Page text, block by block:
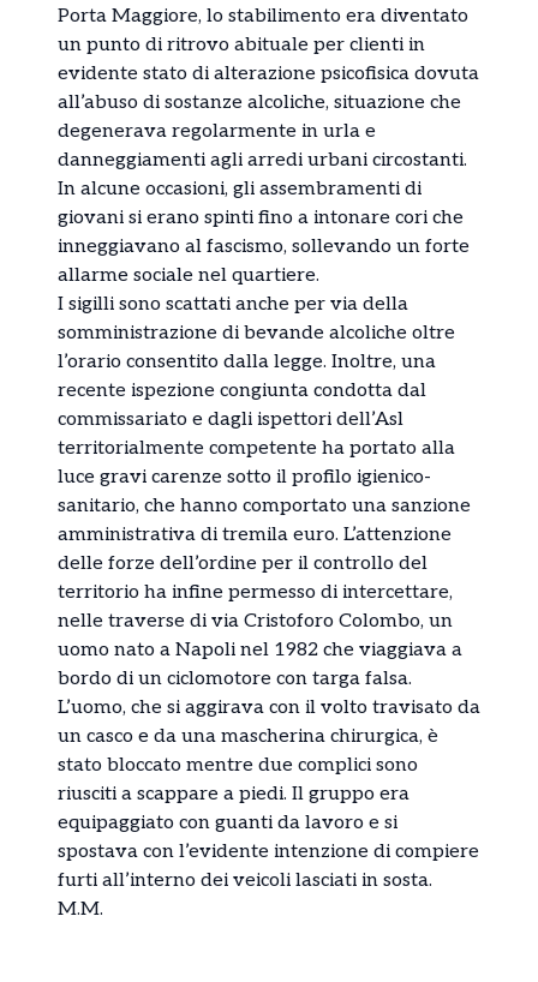
Porta Maggiore, lo stabilimento era diventato
un punto di ritrovo abituale per clienti in
evidente stato di alterazione psicofisica dovuta
all’abuso di sostanze alcoliche, situazione che
degenerava regolarmente in urla e
danneggiamenti agli arredi urbani circostanti.
In alcune occasioni, gli assembramenti di
giovani si erano spinti fino a intonare cori che
inneggiavano al fascismo, sollevando un forte
allarme sociale nel quartiere.
I sigilli sono scattati anche per via della
somministrazione di bevande alcoliche oltre
l’orario consentito dalla legge. Inoltre, una
recente ispezione congiunta condotta dal
commissariato e dagli ispettori dell’Asl
territorialmente competente ha portato alla
luce gravi carenze sotto il profilo igienico-
sanitario, che hanno comportato una sanzione
amministrativa di tremila euro. L’attenzione
delle forze dell’ordine per il controllo del
territorio ha infine permesso di intercettare,
nelle traverse di via Cristoforo Colombo, un
uomo nato a Napoli nel 1982 che viaggiava a
bordo di un ciclomotore con targa falsa.
L’uomo, che si aggirava con il volto travisato da
un casco e da una mascherina chirurgica, è
stato bloccato mentre due complici sono
riusciti a scappare a piedi. Il gruppo era
equipaggiato con guanti da lavoro e si
spostava con l’evidente intenzione di compiere
furti all’interno dei veicoli lasciati in sosta.
M.M.